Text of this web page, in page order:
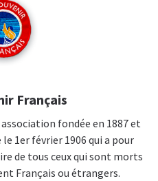
Français
fondée en 1887 et
1er février 1906 qui a pour
de tous ceux qui sont morts
Français ou étrangers.